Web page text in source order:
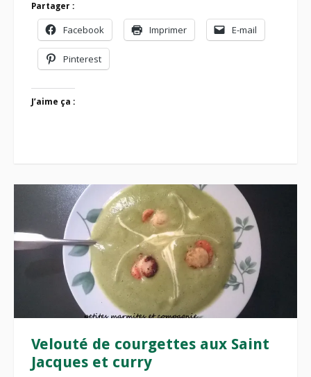
Partager :
Facebook Imprimer E-mail
Pinterest
J’aime ça :
Velouté de courgettes aux Saint
Jacques et curry